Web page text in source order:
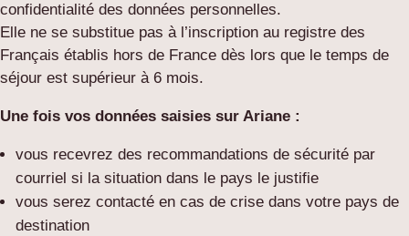
confidentialité des données personnelles.
Elle ne se substitue pas à l’inscription au registre des
Français établis hors de France dès lors que le temps de
séjour est supérieur à 6 mois.
Une fois vos données saisies sur Ariane :
vous recevrez des recommandations de sécurité par
courriel si la situation dans le pays le justifie
vous serez contacté en cas de crise dans votre pays de
destination